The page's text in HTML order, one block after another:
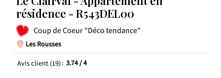
résidence - R543DEL00
Coup de Coeur "Déco tendance"
Les Rousses
Avis client(19) 3.74/ 4